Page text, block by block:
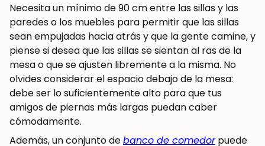
Necesita un mínimo de 90 cm entre las sillas y las
paredes o los muebles para permitir que las sillas
sean empujadas hacia atrás y que la gente camine, y
piense si desea que las sillas se sientan al ras de la
mesa o que se ajusten libremente a la misma. No
olvides considerar el espacio debajo de la mesa:
debe ser lo suficientemente alto para que tus
amigos de piernas más largas puedan caber
cómodamente.
Además, un conjunto debanco de comedorpuede